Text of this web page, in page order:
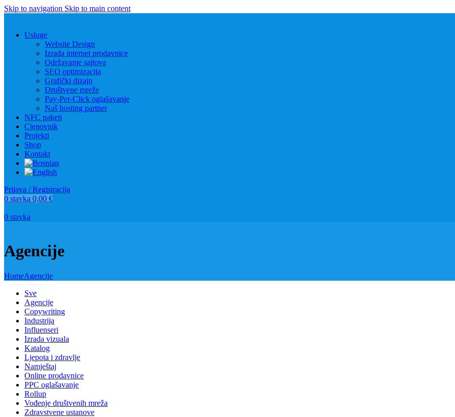
Skip to navigation Skip to main content
Usluge
Website Design
Izrada internet prodavnice
Održavanje sajtova
SEO optimizacija
Grafički dizajn
Društvene mreže
Pay-Per-Click oglašavanje
Naš hosting partner
NFC paketi
Cjenovnik
Projekti
Shop
Kontakt
Prijava / Registracija
0 stavka 0,00 €
0 stavka
Agencije
HomeAgencije
Sve
Agencije
Copywriting
Industrija
Influenseri
Izrada vizuala
Katalog
Ljepota i zdravlje
Namještaj
Online prodavnice
PPC oglašavanje
Rollup
Vođenje društvenih mreža
Zdravstvene ustanove